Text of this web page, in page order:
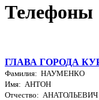
Телефоны
ГЛАВА ГОРОДА
Фамилия: НАУМЕНКО
Имя: АНТОН
Отчество: АНАТОЛЬЕВИЧ